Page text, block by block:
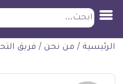
التخطي
للمحتوى
ابحث
الرئيسية / من نحن / فريق